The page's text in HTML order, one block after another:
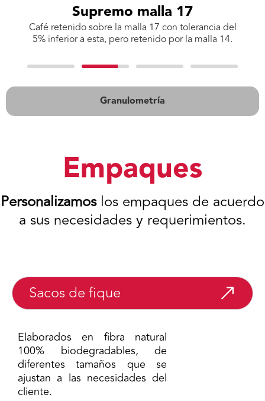
Granulometría
Supremo malla 17
Café retenido sobre la malla 17 con tolerancia del
5% inferior a esta, pero retenido por la malla 14.
Empaques
Personalizamoslos empaques de acuerdo
a sus necesidades y requerimientos.
Sacos de fique
Elaborados en fibra natural
100% biodegradables, de
diferentes tamaños que se
ajustan a las necesidades del
cliente.